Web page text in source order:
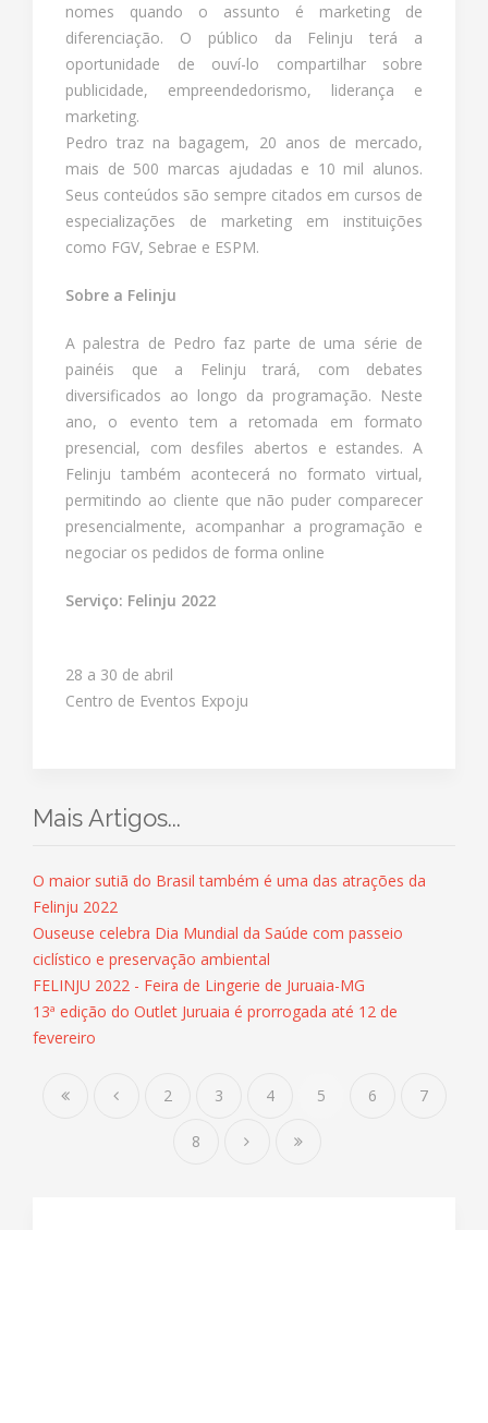
nomes quando o assunto é marketing de
diferenciação. O público da Felinju terá a
oportunidade de ouví-lo compartilhar sobre
publicidade, empreendedorismo, liderança e
marketing.
Pedro traz na bagagem, 20 anos de mercado,
mais de 500 marcas ajudadas e 10 mil alunos.
Seus conteúdos são sempre citados em cursos de
especializações de marketing em instituições
como FGV, Sebrae e ESPM.
Sobre a Felinju
A palestra de Pedro faz parte de uma série de
painéis que a Felinju trará, com debates
diversificados ao longo da programação. Neste
ano, o evento tem a retomada em formato
presencial, com desfiles abertos e estandes. A
Felinju também acontecerá no formato virtual,
permitindo ao cliente que não puder comparecer
presencialmente, acompanhar a programação e
negociar os pedidos de forma online
Serviço: Felinju 2022
28 a 30 de abril
Centro de Eventos Expoju
Mais Artigos...
O maior sutiã do Brasil também é uma das atrações da
Felinju 2022
Ouseuse celebra Dia Mundial da Saúde com passeio
ciclístico e preservação ambiental
FELINJU 2022 - Feira de Lingerie de Juruaia-MG
13ª edição do Outlet Juruaia é prorrogada até 12 de
fevereiro
2 3 4 5 6 7
8